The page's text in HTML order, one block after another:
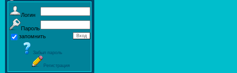
Логин
Пароль
запомнить
Забыл пароль
Регистрация